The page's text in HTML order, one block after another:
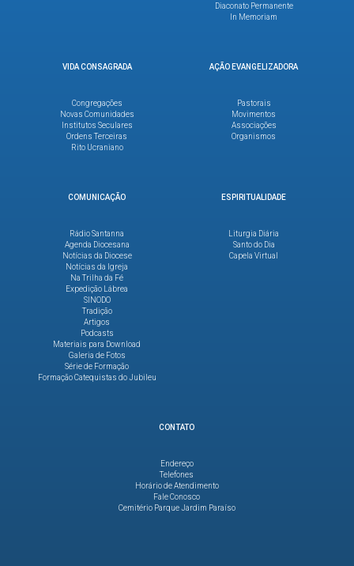
Diaconato Permanente
In Memoriam
VIDA CONSAGRADA
Congregações
Novas Comunidades
Institutos Seculares
Ordens Terceiras
Rito Ucraniano
AÇÃO EVANGELIZADORA
Pastorais
Movimentos
Associações
Organismos
COMUNICAÇÃO
Rádio Santanna
Agenda Diocesana
Notícias da Diocese
Notícias da Igreja
Na Trilha da Fé
Expedição Lábrea
SINODO
Tradição
Artigos
Podcasts
Materiais para Download
Galeria de Fotos
Série de Formação
Formação Catequistas do Jubileu
ESPIRITUALIDADE
Liturgia Diária
Santo do Dia
Capela Virtual
CONTATO
Endereço
Telefones
Horário de Atendimento
Fale Conosco
Cemitério Parque Jardim Paraíso